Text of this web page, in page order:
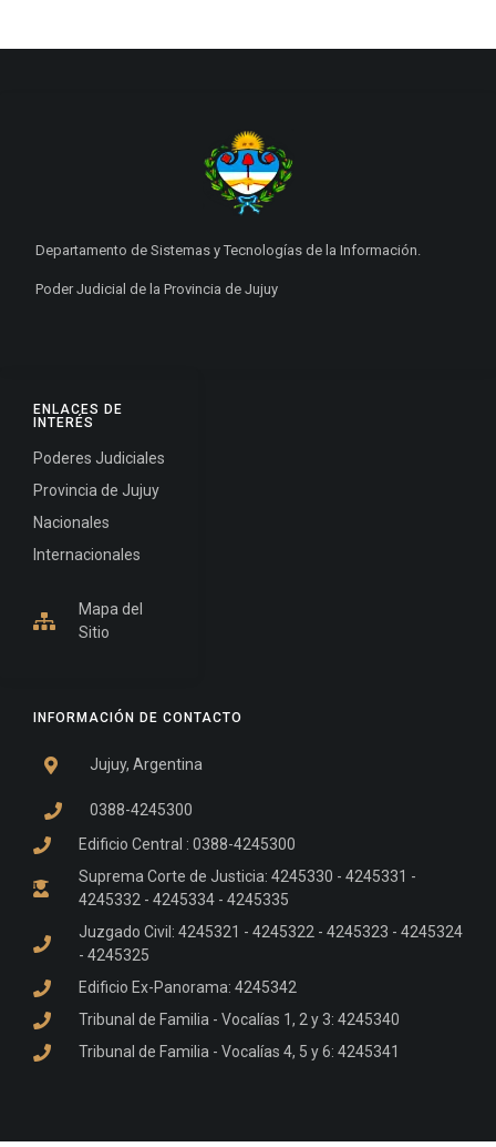
INFORMACIÓN DE CONTACTO
Jujuy, Argentina
0388-4245300
Edificio Central : 0388-4245300
Suprema Corte de Justicia: 4245330 - 4245331 -
4245332 - 4245334 - 4245335
Juzgado Civil: 4245321 - 4245322 - 4245323 - 4245324
- 4245325
Edificio Ex-Panorama: 4245342
Tribunal de Familia - Vocalías 1, 2 y 3: 4245340
Tribunal de Familia - Vocalías 4, 5 y 6: 4245341
ENLACES DE
INTERÉS
Poderes Judiciales
Provincia de Jujuy
Nacionales
Internacionales
Mapa del
Sitio
Departamento de Sistemas y Tecnologías de la Información.
Poder Judicial de la Provincia de Jujuy